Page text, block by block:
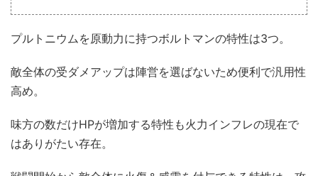
プルトニウムを原動力に持つボルトマンの特性は3つ。
敵全体の受ダメアップは陣営を選ばないため便利で汎用性
高め。
味方の数だけHPが増加する特性も火力インフレの現在で
はありがたい存在。